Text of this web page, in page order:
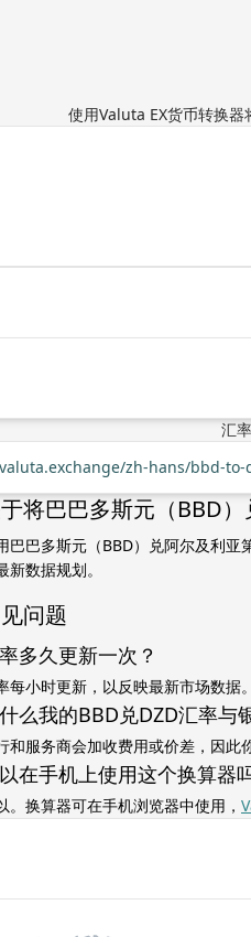
使用Valuta EX货币转换器
汇率
zh-hans/bbd-to-
将巴巴多斯元（BBD）
巴巴多斯元（BBD）兑阿尔及利亚
新数据规划。
问题
多久更新一次？
每小时更新，以反映最新市场数据。
么我的BBD兑DZD汇率与
和服务商会加收费用或价差，因此
在手机上使用这个换算器
。换算器可在手机浏览器中使用，